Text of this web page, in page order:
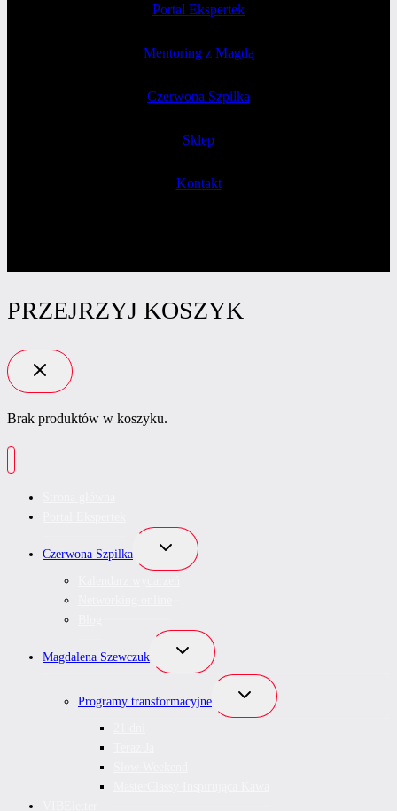
Portal Ekspertek
Mentoring z Magdą
Czerwona Szpilka
Sklep
Kontakt
PRZEJRZYJ KOSZYK
Brak produktów w koszyku.
Czerwona Szpilka
Przełącz
menu
podrzędne
Magdalena Szewczuk
Przełącz
menu
podrzędne
Programy transformacyjne
Przełącz
menu
podrzędne